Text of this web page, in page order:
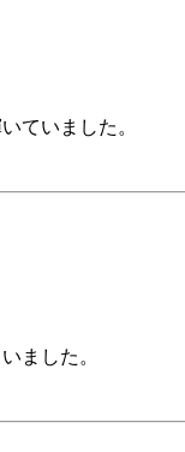
ていました。
ました。